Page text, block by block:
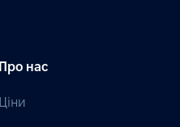
Про нас
Ціни